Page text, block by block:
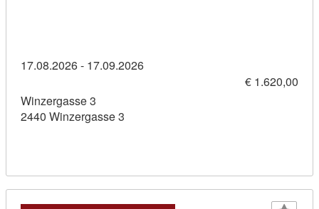
17.08.2026 - 17.09.2026
€ 1.620,00
Winzergasse 3
2440 Winzergasse 3